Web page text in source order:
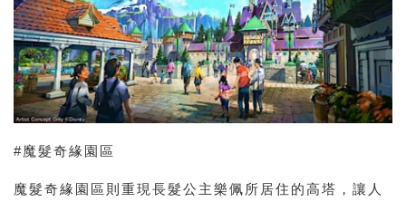
#魔髮奇緣園區
魔髮奇緣園區則重現長髮公主樂佩所居住的高塔，讓人